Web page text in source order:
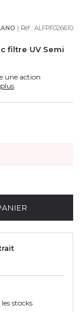
| Réf : ALFPF026610
filtre UV Semi
une action
stocks